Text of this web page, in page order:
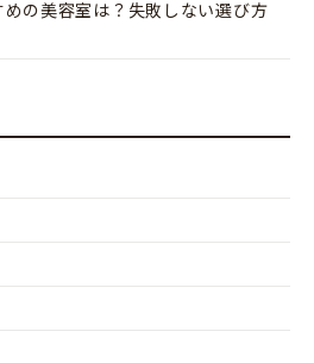
の美容室は？失敗しない選び方